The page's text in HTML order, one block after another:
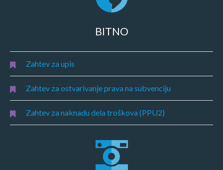
BITNO
Zahtev za upis
Zahtev za ostvarivanje prava na subvenciju
Zahtev za naknadu dela troškova (PPU2)